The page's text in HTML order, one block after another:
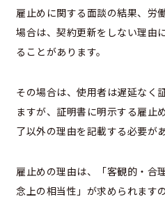
雇止めに関する面談の結果、労
場合は、契約更新をしない理由
ることがあります。
その場合は、使用者は遅延なく
ますが、証明書に明示する雇止
了以外の理由を記載する必要があ
雇止めの理由は、「客観的・合
念上の相当性」が求められます